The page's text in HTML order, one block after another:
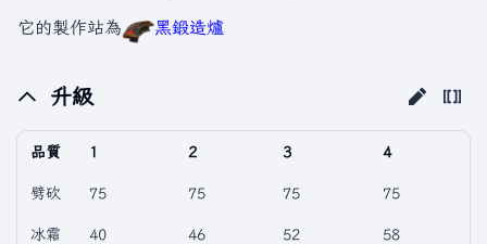
它的製作站為 黑鍛造爐
升級
品質 1 2 3 4
劈砍 75 75 75 75
冰霜 40 46 52 58